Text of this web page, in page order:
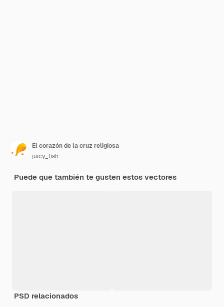
El corazón de la cruz religiosa
juicy_fish
Puede que también te gusten estos vectores
PSD relacionados